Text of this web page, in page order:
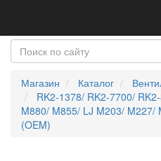
Магазин Каталог
RK2-1378/ RK2-7700/
M880/ M855/ LJ M203/ M227/
(OEM)